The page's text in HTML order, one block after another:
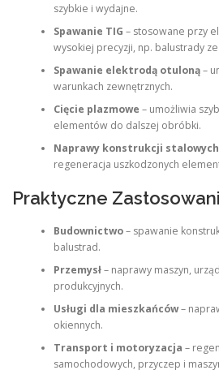
szybkie i wydajne.
Spawanie TIG – stosowane przy
wysokiej precyzji, np. balustrady
Spawanie elektrodą otuloną–
warunkach zewnętrznych.
Cięcie plazmowe – umożliwia
elementów do dalszej obróbki.
Naprawy konstrukcji stalowych
regeneracja uszkodzonych
Praktyczne
Budownictwo– spawanie
balustrad.
Przemysł– naprawy maszyn,
produkcyjnych.
Usługi dla mieszkańców–
okiennych.
Transport i motoryzacja –
samochodowych, przyczep i